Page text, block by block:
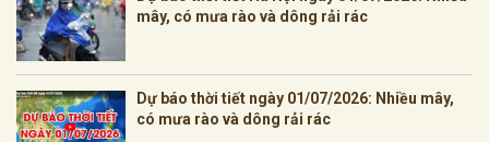
mây, có mưa rào và dông rải rác
Dự báo thời tiết ngày 01/07/2026: Nhiều mây,
có mưa rào và dông rải rác